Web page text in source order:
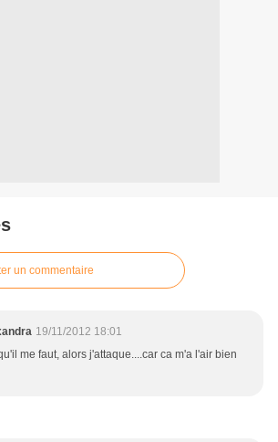
un commentaire
19/11/2012 18:01
me faut, alors j'attaque....car ca m'a l'air bien